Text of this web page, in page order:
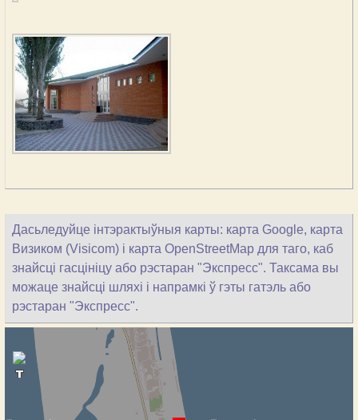
Дасьледуйце інтэрактыўныя карты: карта Google, карта
Визиком (Visicom) і карта OpenStreetMap для таго, каб
знайсці гасцініцу або рэстаран "Экспресс". Таксама вы
можаце знайсці шляхі і напрамкі ў гэты гатэль або
рэстаран "Экспресс".